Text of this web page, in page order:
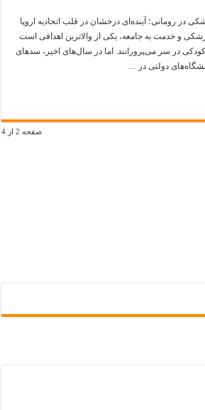
در رومانی؛ آینده‌ای درخشان در قلب اتحادیه اروپا
و خدمت به جامعه، یکی از والاترین اهدافی است
در سر می‌پرورانند. اما در سال‌های اخیر، سدهای
دولتی در …
صفحه 2 از 4